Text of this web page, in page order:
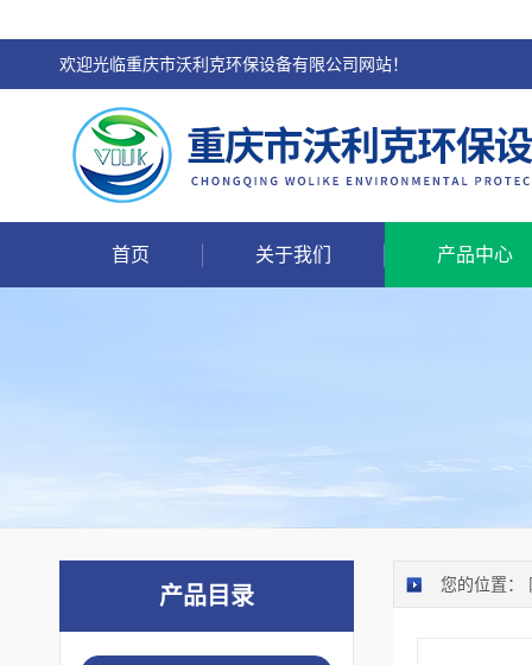
欢迎光临重庆市沃利克环保设备有限公司网站！
首页 关于我们 产品中心
您的位置：
产品目录